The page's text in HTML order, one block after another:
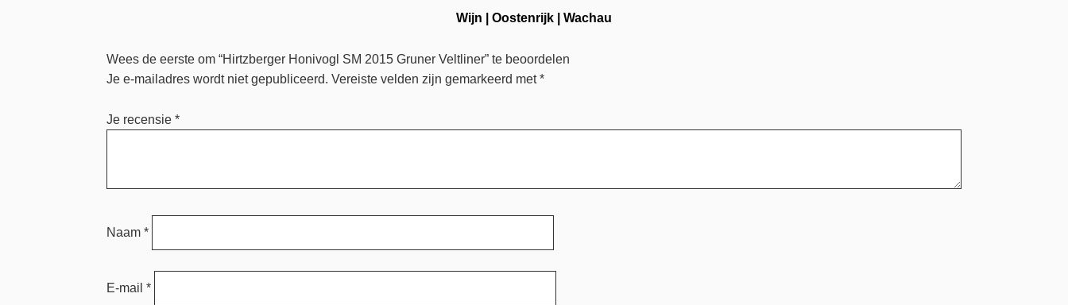
Wijn Oostenrijk Wachau
Wees de eerste om “Hirtzberger Honivogl SM 2015 Gruner Veltliner” te beoordelen
Je e-mailadres wordt niet gepubliceerd. Vereiste velden zijn gemarkeerd met*
Je recensie*
Naam*
E-mail*